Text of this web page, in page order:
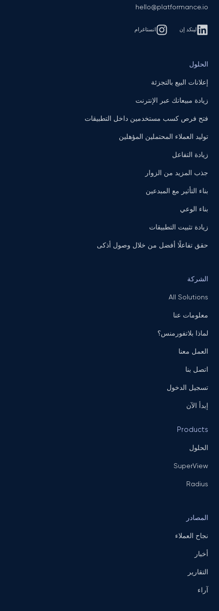
hello@platformance.io
لينكد إن انستاغرام
الحلول
إعلانات البيع بالتجزئة
زيادة مبيعاتك عبر الإنترنت
فتح فرص كسب مستخدمين داخل التطبيقات
توليد العملاء المحتملين المؤهلين
زيادة التفاعل
جذب المزيد من الزوار
بناء التأثير مع المبدعين
بناء الوعي
زيادة تثبيت التطبيقات
حقق تفاعلًا أفضل من خلال وصول أذكى
الشركة
All Solutions
معلومات عنا
لماذا بلاتفورمنس؟
العمل معنا
اتصل بنا
تسجيل الدخول
إبدأ الآن
Products
الحلول
SuperView
Radius
المصادر
نجاح العملاء
أخبار
التقارير
آراء